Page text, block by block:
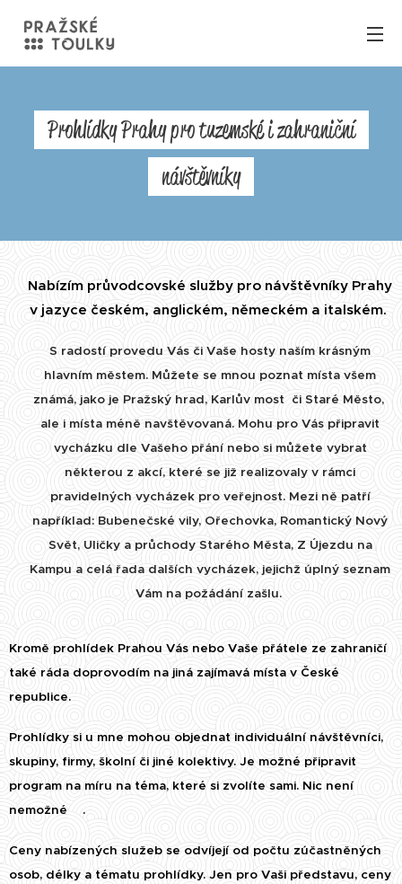
Prohlídky Prahy pro tuzemské i zahraniční
návštěvníky
Nabízím průvodcovské služby pro návštěvníky Prahy
v jazyce českém, anglickém, německém a italském.
S radostí provedu Vás či Vaše hosty naším krásným
hlavním městem. Můžete se mnou poznat místa všem
známá, jako je Pražský hrad, Karlův most či Staré Město,
ale i místa méně navštěvovaná. Mohu pro Vás připravit
vycházku dle Vašeho přání nebo si můžete vybrat
některou z akcí, které se již realizovaly v rámci
pravidelných vycházek pro veřejnost. Mezi ně patří
například: Bubenečské vily, Ořechovka, Romantický Nový
Svět, Uličky a průchody Starého Města, Z Újezdu na
Kampu a celá řada dalších vycházek, jejichž úplný seznam
Vám na požádání zašlu.
Kromě prohlídek Prahou Vás nebo Vaše přátele ze zahraničí
také ráda doprovodím na jiná zajímavá místa v České
republice.
Prohlídky si u mne mohou objednat individuální návštěvníci,
skupiny, firmy, školní či jiné kolektivy. Je možné připravit
program na míru na téma, které si zvolíte sami. Nic není
nemožné😉.
Ceny nabízených služeb se odvíjejí od počtu zúčastněných
osob, délky a tématu prohlídky. Jen pro Vaši představu, ceny